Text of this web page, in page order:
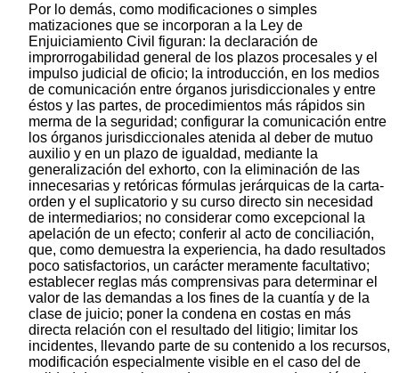
Por lo demás, como modificaciones o simples
matizaciones que se incorporan a la Ley de
Enjuiciamiento Civil figuran: la declaración de
improrrogabilidad general de los plazos procesales y el
impulso judicial de oficio; la introducción, en los medios
de comunicación entre órganos jurisdiccionales y entre
éstos y las partes, de procedimientos más rápidos sin
merma de la seguridad; configurar la comunicación entre
los órganos jurisdiccionales atenida al deber de mutuo
auxilio y en un plazo de igualdad, mediante la
generalización del exhorto, con la eliminación de las
innecesarias y retóricas fórmulas jerárquicas de la carta-
orden y el suplicatorio y su curso directo sin necesidad
de intermediarios; no considerar como excepcional la
apelación de un efecto; conferir al acto de conciliación,
que, como demuestra la experiencia, ha dado resultados
poco satisfactorios, un carácter meramente facultativo;
establecer reglas más comprensivas para determinar el
valor de las demandas a los fines de la cuantía y de la
clase de juicio; poner la condena en costas en más
directa relación con el resultado del litigio; limitar los
incidentes, llevando parte de su contenido a los recursos,
modificación especialmente visible en el caso del de